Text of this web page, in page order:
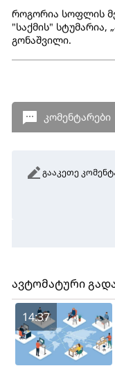
როგორია სოფლის
"საქმის" სტუმარია,
გონაშვილი.
კომენტარები
გააკეთე
ავტომატური
14:37